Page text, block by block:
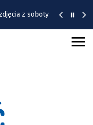
z soboty
sierpnia